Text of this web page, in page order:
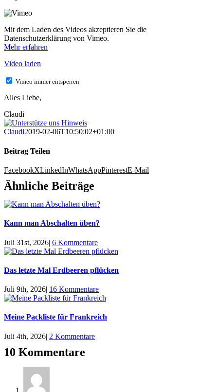
Mit dem Laden des Videos akzeptieren Sie die
Datenschutzerklärung von Vimeo.
Mehr erfahren
Video laden
Vimeo immer entsperren
Alles Liebe,
Claudi
Claudi2019-02-06T10:50:02+01:00
Beitrag Teilen
FacebookXLinkedInWhatsAppPinterestE-Mail
Ähnliche Beiträge
Kann man Abschalten üben?
Juli 31st, 2026| 6 Kommentare
Das letzte Mal Erdbeeren pflücken
Juli 9th, 2026| 16 Kommentare
Meine Packliste für Frankreich
Juli 4th, 2026| 2 Kommentare
10 Kommentare